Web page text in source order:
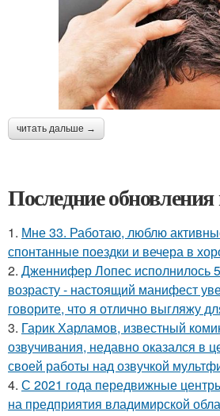
читать дальше →
Последние обновления
1. Мне 33. Работаю, люблю
спонтанные поездки и вечера в
2. Дженнифер Лопес исполнилось
возрасту - настоящий манифест
говорите, что я отлично выгляжу
3. Гарик Харламов, известный
озвучивания, недавно оказался в
своей работы над озвучкой
4. С 2021 года передвижные
на предприятия владимирской